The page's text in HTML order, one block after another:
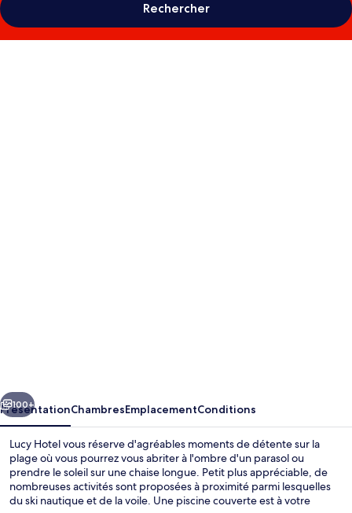
Rechercher
Suivant
100+
PrésentationChambresEmplacementConditions
Lucy Hotel vous réserve d'agréables moments de détente sur la
plage où vous pourrez vous abriter à l'ombre d'un parasol ou
prendre le soleil sur une chaise longue. Petit plus appréciable, de
nombreuses activités sont proposées à proximité parmi lesquelles
du ski nautique et de la voile. Une piscine couverte est à votre